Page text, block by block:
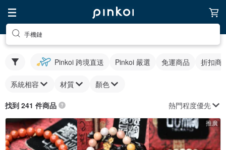
手機鏈
Pinkoi 跨境直送 Pinkoi 嚴選 免運商品 折扣商
系統相容 材質 顏色
找到 241 件商品 熱門程度優先
推廣